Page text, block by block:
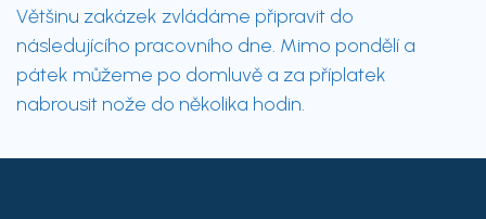
Většinu zakázek zvládáme připravit do
následujícího pracovního dne. Mimo pondělí a
pátek můžeme po domluvě a za příplatek
nabrousit nože do několika hodin.